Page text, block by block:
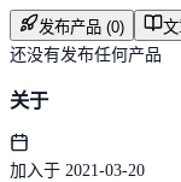
发布产品 (0)
还没有发布任何产品
关于
加入于 2021-03-20